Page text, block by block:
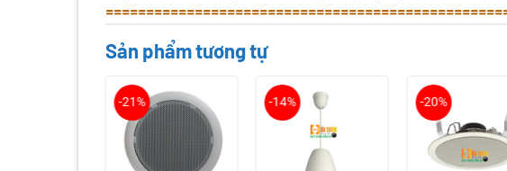
==============================================
Sản phẩm tương tự
-21% -14% -20%